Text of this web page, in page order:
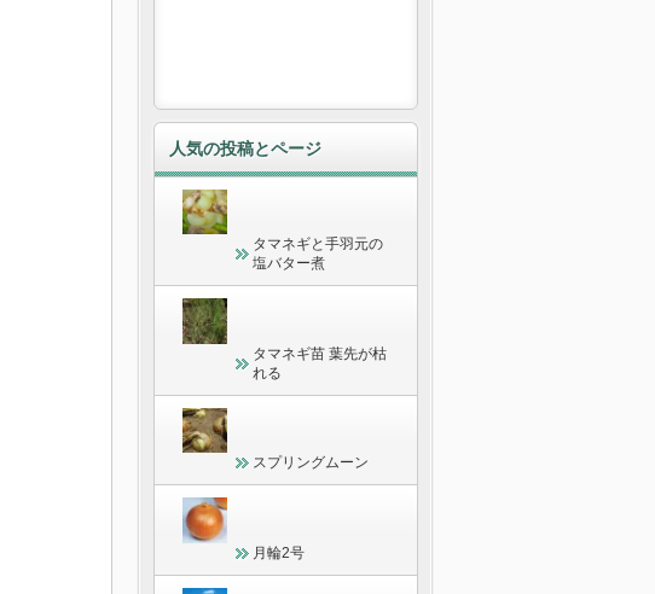
人気の投稿とページ
タマネギと手羽元の
塩バター煮
タマネギ苗 葉先が枯
れる
スプリングムーン
月輪2号